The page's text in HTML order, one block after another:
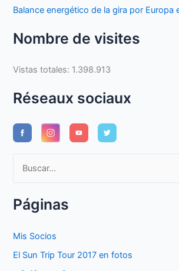
Balance energético de la gira por Europa
Nombre de visites
Vistas totales: 1.398.913
Réseaux sociaux
cPáginas
Mis Socios
El Sun Trip Tour 2017 en fotos